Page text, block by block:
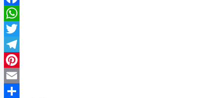
Facebook
WhatsApp
Twitter
Telegram
Pinterest
Email